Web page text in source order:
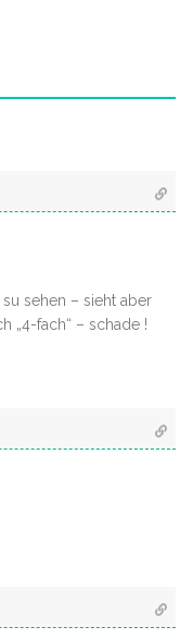
sehen – sieht aber
„4-fach“ – schade !